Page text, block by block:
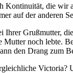
Kontinuität, die wir
auf der anderen
Grußmutter,
Mutter noch lebte.
den Drang zum
Victoria?